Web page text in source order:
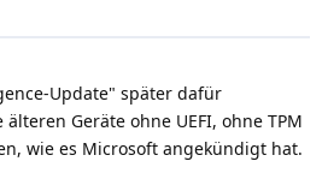
Update" später dafür
Geräte ohne UEFI, ohne TPM
wie es Microsoft angekündigt hat.